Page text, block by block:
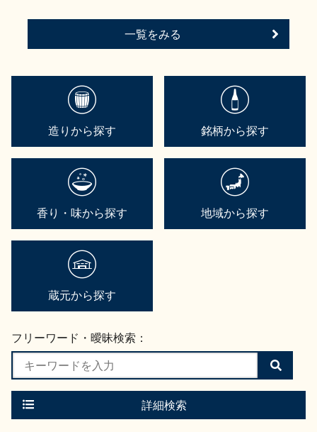
一覧をみる
造りから探す 銘柄から探す
香り・味から探す 地域から探す
蔵元から探す
フリーワード・曖昧検索：
検
索
す
詳細検索